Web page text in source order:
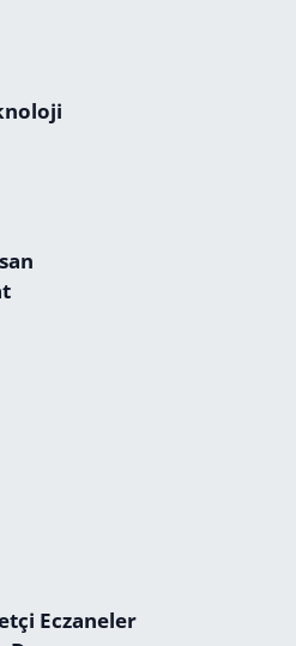
Eczaneler